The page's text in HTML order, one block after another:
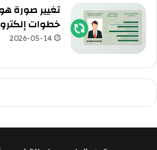
خطوات
2026-05-14